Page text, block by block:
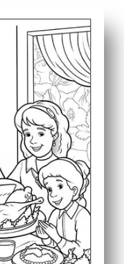
— einfach ausdrucken
oder beim
die Konversation
Center Activity, Laken